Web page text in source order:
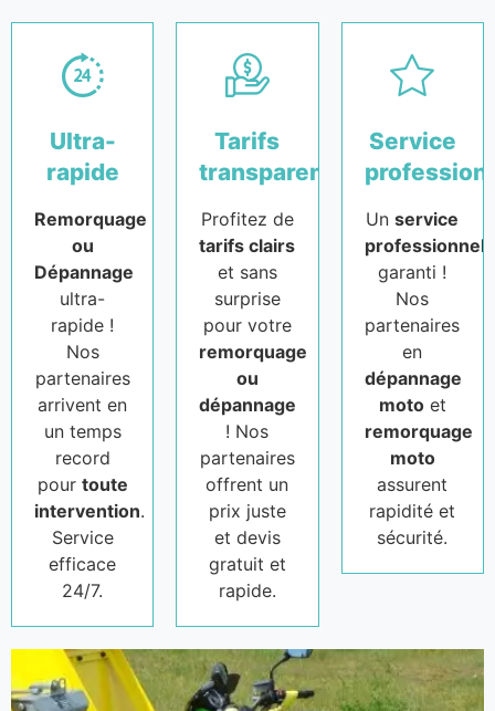
Ultra-
rapide
Remorquage
ou
Dépannage
ultra-
rapide !
Nos
partenaires
arrivent en
un temps
record
pour toute
intervention.
Service
efficace
24/7.
Tarifs
transparents
Profitez de
tarifs clairs
et sans
surprise
pour votre
remorquage
ou
dépannage
! Nos
partenaires
offrent un
prix juste
et devis
gratuit et
rapide.
Service
Unservice
professionnel
garanti !
Nos
partenaires
en
dépannage
motoet
remorquage
moto
assurent
rapidité et
sécurité.